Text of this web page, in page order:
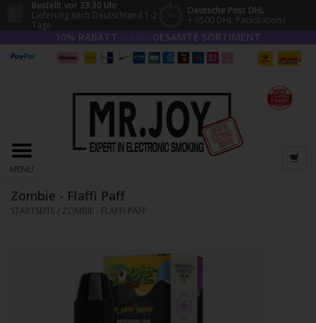
Bestellt vor 23:30 Uhr
Lieferung nach Deutschland 1-2
Tage
Deutsche Post DHL
+ 6500 DHL Packstations
10% RABATT GESAMTE SORTIMENT
MENU
Zombie - Flaffi Paff
STARTSEITE / ZOMBIE - FLAFFI PAFF